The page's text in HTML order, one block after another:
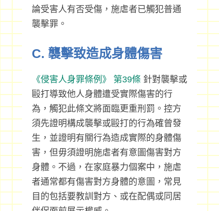
論受害人有否受傷，施虐者已觸犯普通
襲擊罪。
C. 襲擊致造成身體傷害
《侵害人身罪條例》 第39條 針對襲擊或
毆打導致他人身體遭受實際傷害的行
為，觸犯此條文將面臨更重刑罰。控方
須先證明構成襲擊或毆打的行為確曾發
生，並證明有關行為造成實際的身體傷
害，但毋須證明施虐者有意圖傷害對方
身體。不過，在家庭暴力個案中，施虐
者通常都有傷害對方身體的意圖，常見
目的包括要教訓對方、或在配偶或同居